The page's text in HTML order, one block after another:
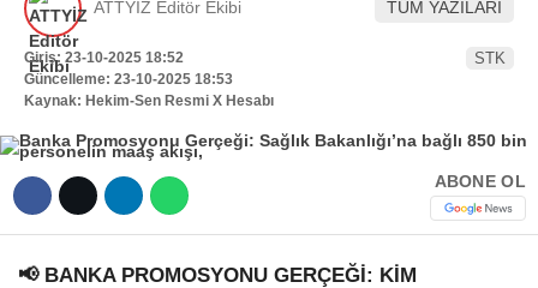
Youtube
ATTYİZ Editör Ekibi TÜM YAZILARI
Giriş: 23-10-2025 18:52
Güncelleme: 23-10-2025 18:53
Kaynak: Hekim-Sen Resmi X Hesabı
STK
ABONE OL
📢 BANKA PROMOSYONU GERÇEĞİ: KİM